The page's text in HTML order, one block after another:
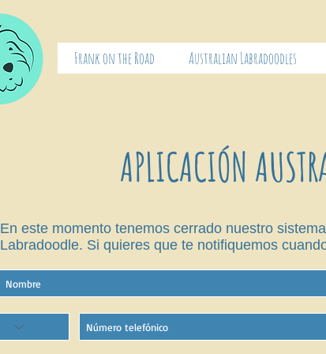
Frank on the Road Australian Labradoodles
APLICACIÓN
En este momento tenemos cerrado nuestro
Labradoodle. Si quieres que te notifiquemos